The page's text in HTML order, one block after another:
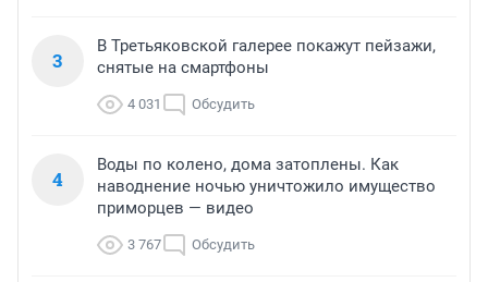
3
В Третьяковской галерее покажут пейзажи,
снятые на смартфоны
4 031 Обсудить
4
Воды по колено, дома затоплены. Как
наводнение ночью уничтожило имущество
приморцев — видео
3 767 Обсудить